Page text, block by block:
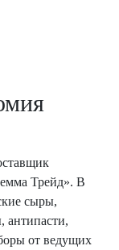
Трейд». В
сыры,
антипасти,
от ведущих